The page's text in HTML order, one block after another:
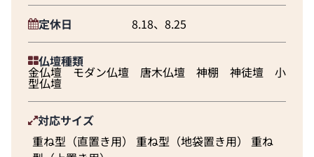
定休日 8.18、8.25
仏壇種類
金仏壇 モダン仏壇 唐木仏壇 神棚 神徒壇 小
型仏壇
対応サイズ
重ね型（直置き用） 重ね型（地袋置き用） 重ね